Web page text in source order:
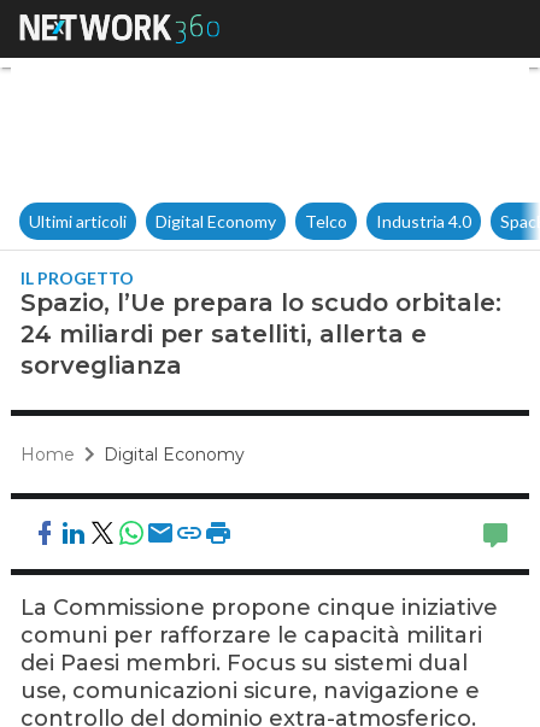
Spazio, l’Ue prepara lo
Ultimi articoli Digital Economy Telco Industria 4.0
IL PROGETTO
Spazio, l’Ue prepara lo scudo orbitale:
24 miliardi per satelliti, allerta e
sorveglianza
Home Digital Economy
La Commissione propone cinque iniziative
comuni per rafforzare le capacità militari
dei Paesi membri. Focus su sistemi dual
use, comunicazioni sicure, navigazione e
controllo del dominio extra-atmosferico.